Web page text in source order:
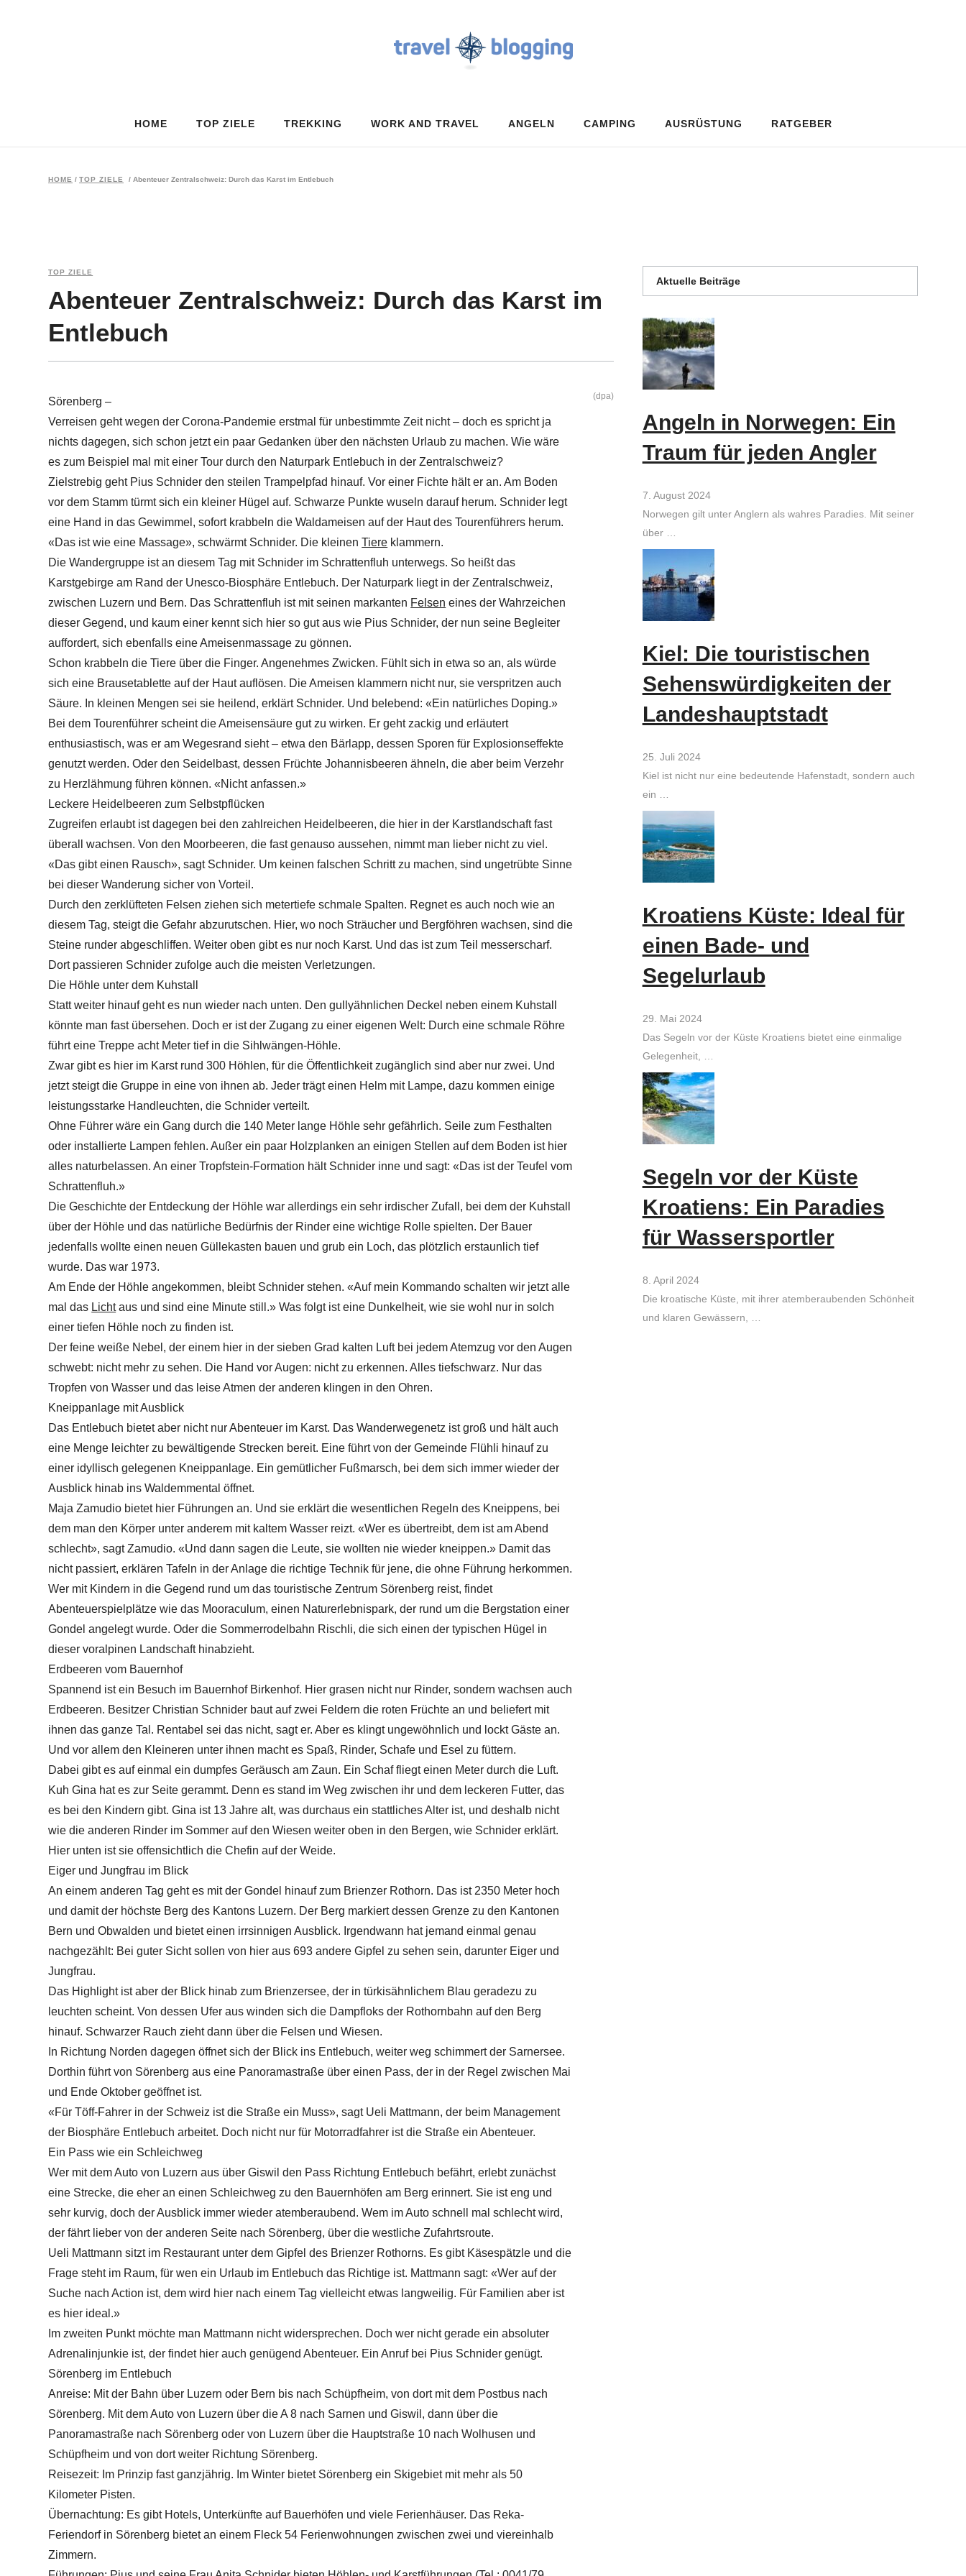
HOME TOP ZIELE TREKKING WORK AND TRAVEL ANGELN CAMPING AUSRÜSTUNG RATGEBER
HOME / TOP ZIELE / Abenteuer Zentralschweiz: Durch das Karst im Entlebuch
TOP ZIELE
Abenteuer Zentralschweiz: Durch das Karst im
Entlebuch
Sörenberg –
Verreisen geht wegen der Corona-Pandemie erstmal für unbestimmte Zeit nicht – doch es spricht ja
nichts dagegen, sich schon jetzt ein paar Gedanken über den nächsten Urlaub zu machen. Wie wäre
es zum Beispiel mal mit einer Tour durch den Naturpark Entlebuch in der Zentralschweiz?
Zielstrebig geht Pius Schnider den steilen Trampelpfad hinauf. Vor einer Fichte hält er an. Am Boden
vor dem Stamm türmt sich ein kleiner Hügel auf. Schwarze Punkte wuseln darauf herum. Schnider legt
eine Hand in das Gewimmel, sofort krabbeln die Waldameisen auf der Haut des Tourenführers herum.
«Das ist wie eine Massage», schwärmt Schnider. Die kleinenTiere klammern.
Die Wandergruppe ist an diesem Tag mit Schnider im Schrattenfluh unterwegs. So heißt das
Karstgebirge am Rand der Unesco-Biosphäre Entlebuch. Der Naturpark liegt in der Zentralschweiz,
zwischen Luzern und Bern. Das Schrattenfluh ist mit seinen markanten Felsen eines der Wahrzeichen
dieser Gegend, und kaum einer kennt sich hier so gut aus wie Pius Schnider, der nun seine Begleiter
auffordert, sich ebenfalls eine Ameisenmassage zu gönnen.
Schon krabbeln die Tiere über die Finger. Angenehmes Zwicken. Fühlt sich in etwa so an, als würde
sich eine Brausetablette auf der Haut auflösen. Die Ameisen klammern nicht nur, sie verspritzen auch
Säure. In kleinen Mengen sei sie heilend, erklärt Schnider. Und belebend: «Ein natürliches Doping.»
Bei dem Tourenführer scheint die Ameisensäure gut zu wirken. Er geht zackig und erläutert
enthusiastisch, was er am Wegesrand sieht – etwa den Bärlapp, dessen Sporen für Explosionseffekte
genutzt werden. Oder den Seidelbast, dessen Früchte Johannisbeeren ähneln, die aber beim Verzehr
zu Herzlähmung führen können. «Nicht anfassen.»
Leckere Heidelbeeren zum Selbstpflücken
Zugreifen erlaubt ist dagegen bei den zahlreichen Heidelbeeren, die hier in der Karstlandschaft fast
überall wachsen. Von den Moorbeeren, die fast genauso aussehen, nimmt man lieber nicht zu viel.
«Das gibt einen Rausch», sagt Schnider. Um keinen falschen Schritt zu machen, sind ungetrübte Sinne
bei dieser Wanderung sicher von Vorteil.
Durch den zerklüfteten Felsen ziehen sich metertiefe schmale Spalten. Regnet es auch noch wie an
diesem Tag, steigt die Gefahr abzurutschen. Hier, wo noch Sträucher und Bergföhren wachsen, sind die
Steine runder abgeschliffen. Weiter oben gibt es nur noch Karst. Und das ist zum Teil messerscharf.
Dort passieren Schnider zufolge auch die meisten Verletzungen.
Die Höhle unter dem Kuhstall
Statt weiter hinauf geht es nun wieder nach unten. Den gullyähnlichen Deckel neben einem Kuhstall
könnte man fast übersehen. Doch er ist der Zugang zu einer eigenen Welt: Durch eine schmale Röhre
führt eine Treppe acht Meter tief in die Sihlwängen-Höhle.
Zwar gibt es hier im Karst rund 300 Höhlen, für die Öffentlichkeit zugänglich sind aber nur zwei. Und
jetzt steigt die Gruppe in eine von ihnen ab. Jeder trägt einen Helm mit Lampe, dazu kommen einige
leistungsstarke Handleuchten, die Schnider verteilt.
Ohne Führer wäre ein Gang durch die 140 Meter lange Höhle sehr gefährlich. Seile zum Festhalten
oder installierte Lampen fehlen. Außer ein paar Holzplanken an einigen Stellen auf dem Boden ist hier
alles naturbelassen. An einer Tropfstein-Formation hält Schnider inne und sagt: «Das ist der Teufel vom
Schrattenfluh.»
Die Geschichte der Entdeckung der Höhle war allerdings ein sehr irdischer Zufall, bei dem der Kuhstall
über der Höhle und das natürliche Bedürfnis der Rinder eine wichtige Rolle spielten. Der Bauer
jedenfalls wollte einen neuen Güllekasten bauen und grub ein Loch, das plötzlich erstaunlich tief
wurde. Das war 1973.
Am Ende der Höhle angekommen, bleibt Schnider stehen. «Auf mein Kommando schalten wir jetzt alle
mal das Lichtaus und sind eine Minute still.» Was folgt ist eine Dunkelheit, wie sie wohl nur in solch
einer tiefen Höhle noch zu finden ist.
Der feine weiße Nebel, der einem hier in der sieben Grad kalten Luft bei jedem Atemzug vor den Augen
schwebt: nicht mehr zu sehen. Die Hand vor Augen: nicht zu erkennen. Alles tiefschwarz. Nur das
Tropfen von Wasser und das leise Atmen der anderen klingen in den Ohren.
Kneippanlage mit Ausblick
Das Entlebuch bietet aber nicht nur Abenteuer im Karst. Das Wanderwegenetz ist groß und hält auch
eine Menge leichter zu bewältigende Strecken bereit. Eine führt von der Gemeinde Flühli hinauf zu
einer idyllisch gelegenen Kneippanlage. Ein gemütlicher Fußmarsch, bei dem sich immer wieder der
Ausblick hinab ins Waldemmental öffnet.
Maja Zamudio bietet hier Führungen an. Und sie erklärt die wesentlichen Regeln des Kneippens, bei
dem man den Körper unter anderem mit kaltem Wasser reizt. «Wer es übertreibt, dem ist am Abend
schlecht», sagt Zamudio. «Und dann sagen die Leute, sie wollten nie wieder kneippen.» Damit das
nicht passiert, erklären Tafeln in der Anlage die richtige Technik für jene, die ohne Führung herkommen.
Wer mit Kindern in die Gegend rund um das touristische Zentrum Sörenberg reist, findet
Abenteuerspielplätze wie das Mooraculum, einen Naturerlebnispark, der rund um die Bergstation einer
Gondel angelegt wurde. Oder die Sommerrodelbahn Rischli, die sich einen der typischen Hügel in
dieser voralpinen Landschaft hinabzieht.
Erdbeeren vom Bauernhof
Spannend ist ein Besuch im Bauernhof Birkenhof. Hier grasen nicht nur Rinder, sondern wachsen auch
Erdbeeren. Besitzer Christian Schnider baut auf zwei Feldern die roten Früchte an und beliefert mit
ihnen das ganze Tal. Rentabel sei das nicht, sagt er. Aber es klingt ungewöhnlich und lockt Gäste an.
Und vor allem den Kleineren unter ihnen macht es Spaß, Rinder, Schafe und Esel zu füttern.
Dabei gibt es auf einmal ein dumpfes Geräusch am Zaun. Ein Schaf fliegt einen Meter durch die Luft.
Kuh Gina hat es zur Seite gerammt. Denn es stand im Weg zwischen ihr und dem leckeren Futter, das
es bei den Kindern gibt. Gina ist 13 Jahre alt, was durchaus ein stattliches Alter ist, und deshalb nicht
wie die anderen Rinder im Sommer auf den Wiesen weiter oben in den Bergen, wie Schnider erklärt.
Hier unten ist sie offensichtlich die Chefin auf der Weide.
Eiger und Jungfrau im Blick
An einem anderen Tag geht es mit der Gondel hinauf zum Brienzer Rothorn. Das ist 2350 Meter hoch
und damit der höchste Berg des Kantons Luzern. Der Berg markiert dessen Grenze zu den Kantonen
Bern und Obwalden und bietet einen irrsinnigen Ausblick. Irgendwann hat jemand einmal genau
nachgezählt: Bei guter Sicht sollen von hier aus 693 andere Gipfel zu sehen sein, darunter Eiger und
Jungfrau.
Das Highlight ist aber der Blick hinab zum Brienzersee, der in türkisähnlichem Blau geradezu zu
leuchten scheint. Von dessen Ufer aus winden sich die Dampfloks der Rothornbahn auf den Berg
hinauf. Schwarzer Rauch zieht dann über die Felsen und Wiesen.
In Richtung Norden dagegen öffnet sich der Blick ins Entlebuch, weiter weg schimmert der Sarnersee.
Dorthin führt von Sörenberg aus eine Panoramastraße über einen Pass, der in der Regel zwischen Mai
und Ende Oktober geöffnet ist.
«Für Töff-Fahrer in der Schweiz ist die Straße ein Muss», sagt Ueli Mattmann, der beim Management
der Biosphäre Entlebuch arbeitet. Doch nicht nur für Motorradfahrer ist die Straße ein Abenteuer.
Ein Pass wie ein Schleichweg
Wer mit dem Auto von Luzern aus über Giswil den Pass Richtung Entlebuch befährt, erlebt zunächst
eine Strecke, die eher an einen Schleichweg zu den Bauernhöfen am Berg erinnert. Sie ist eng und
sehr kurvig, doch der Ausblick immer wieder atemberaubend. Wem im Auto schnell mal schlecht wird,
der fährt lieber von der anderen Seite nach Sörenberg, über die westliche Zufahrtsroute.
Ueli Mattmann sitzt im Restaurant unter dem Gipfel des Brienzer Rothorns. Es gibt Käsespätzle und die
Frage steht im Raum, für wen ein Urlaub im Entlebuch das Richtige ist. Mattmann sagt: «Wer auf der
Suche nach Action ist, dem wird hier nach einem Tag vielleicht etwas langweilig. Für Familien aber ist
es hier ideal.»
Im zweiten Punkt möchte man Mattmann nicht widersprechen. Doch wer nicht gerade ein absoluter
Adrenalinjunkie ist, der findet hier auch genügend Abenteuer. Ein Anruf bei Pius Schnider genügt.
Sörenberg im Entlebuch
Anreise: Mit der Bahn über Luzern oder Bern bis nach Schüpfheim, von dort mit dem Postbus nach
Sörenberg. Mit dem Auto von Luzern über die A 8 nach Sarnen und Giswil, dann über die
Panoramastraße nach Sörenberg oder von Luzern über die Hauptstraße 10 nach Wolhusen und
Schüpfheim und von dort weiter Richtung Sörenberg.
Reisezeit: Im Prinzip fast ganzjährig. Im Winter bietet Sörenberg ein Skigebiet mit mehr als 50
Kilometer Pisten.
Übernachtung: Es gibt Hotels, Unterkünfte auf Bauerhöfen und viele Ferienhäuser. Das Reka-
Feriendorf in Sörenberg bietet an einem Fleck 54 Ferienwohnungen zwischen zwei und viereinhalb
Zimmern.
(dpa)
Aktuelle Beiträge
Angeln in Norwegen: Ein
Traum für jeden Angler
7. August 2024
Norwegen gilt unter Anglern als wahres Paradies. Mit seiner
über …
Kiel: Die touristischen
Sehenswürdigkeiten der
Landeshauptstadt
25. Juli 2024
Kiel ist nicht nur eine bedeutende Hafenstadt, sondern auch
ein …
Kroatiens Küste: Ideal für
einen Bade- und
Segelurlaub
29. Mai 2024
Das Segeln vor der Küste Kroatiens bietet eine einmalige
Gelegenheit, …
Segeln vor der Küste
Kroatiens: Ein Paradies
für Wassersportler
8. April 2024
Die kroatische Küste, mit ihrer atemberaubenden Schönheit
und klaren Gewässern, …